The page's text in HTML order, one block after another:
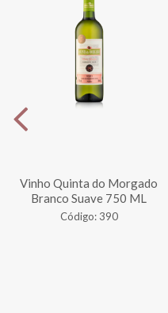
Vinho Quinta do Morgado
Branco Suave 750 ML
Código: 390